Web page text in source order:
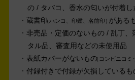
の / タバコ、香水の匂いが付着し
蔵書印 ハンコ、印鑑、名前印
がある
非売品・定価のないもの / 乱丁、
タル品、審査用などの未使用品
表紙カバーがないもの コンビニコミ
付録付きで付録が欠損している